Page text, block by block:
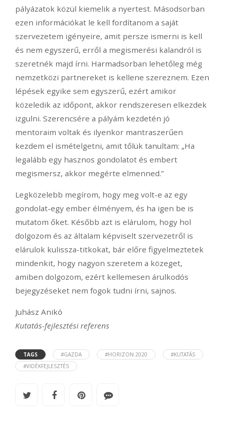
pályázatok közül kiemelik a nyertest. Másodsorban
ezen információkat le kell fordítanom a saját
szervezetem igényeire, amit persze ismerni is kell
és nem egyszerű, erről a megismerési kalandról is
szeretnék majd írni. Harmadsorban lehetőleg még
nemzetközi partnereket is kellene szereznem. Ezen
lépések egyike sem egyszerű, ezért amikor
közeledik az időpont, akkor rendszeresen elkezdek
izgulni. Szerencsére a pályám kezdetén jó
mentoraim voltak és ilyenkor mantraszerűen
kezdem el ismételgetni, amit tőlük tanultam: „Ha
legalább egy hasznos gondolatot és embert
megismersz, akkor megérte elmenned.”
Legközelebb megírom, hogy meg volt-e az egy
gondolat-egy ember élményem, és ha igen be is
mutatom őket. Később azt is elárulom, hogy hol
dolgozom és az általam képviselt szervezetről is
elárulok kulissza-titkokat, bár előre figyelmeztetek
mindenkit, hogy nagyon szeretem a közeget,
amiben dolgozom, ezért kellemesen árulkodós
bejegyzéseket nem fogok tudni írni, sajnos.
Juhász Anikó
Kutatás-fejlesztési referens
TAGS #GAZDA #HORIZON 2020
#KUTATÁS
#VIDÉKFEJLESZTÉS